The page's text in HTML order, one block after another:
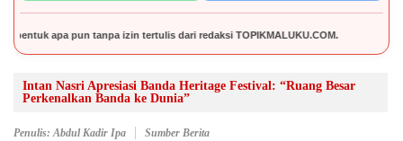
tanpa izin tertulis dari redaksi TOPIKMALUKU.COM.
Intan Nasri Apresiasi Banda Heritage Festival: “Ruang Besar
Perkenalkan Banda ke Dunia”
Penulis: Abdul Kadir Ipa Sumber Berita